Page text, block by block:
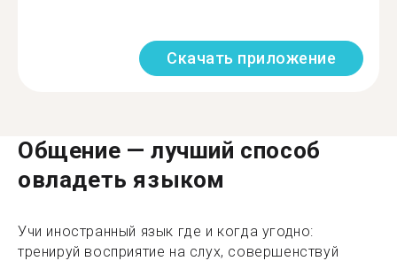
Скачать приложение
Общение — лучший способ
овладеть языком
Учи иностранный язык где и когда угодно:
тренируй восприятие на слух, совершенствуй